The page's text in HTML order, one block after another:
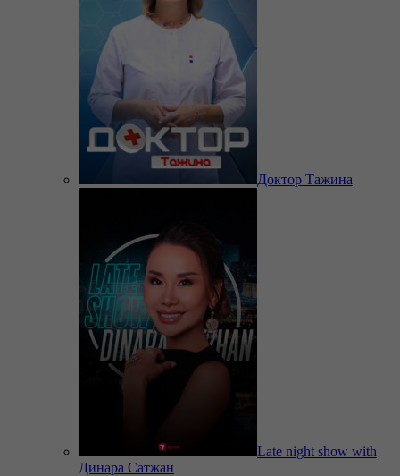
Доктор Тажина
Late night show with
Динара Сатжан